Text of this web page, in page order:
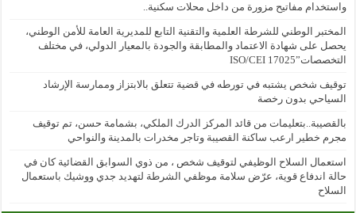
واستخدام مفاتيح مزورة من داخل محلات سكنية..
المختبر الوطني للشرطة العلمية والتقنية التابع للمديرية العامة للأمن الوطني،
يحصل على شهادة الاعتماد والمطابقة والجودة بالمعيار الدولي، في مختلف
التخصصات”ISO/CEI 17025
توقيف شخص يشتبه في تورطه في قضية تتعلق بالابتزاز وممارسة الإرشاد
السياحي بدون رخصة
بالقصيبة..بتعليمات من قائد المركز الدرك الملكي، بشمامة حسن، تم توقيف
مجرم خطير ارعب ساكنة القصيبة وتاجر مخدرات بالمدينة والنواحي
استعمال السلاح الوظيفي لتوقيف شخص ، من ذوي السوابق القضائية كان في
حالة اندفاع قوية، عرّض سلامة موظفي الشرطة لتهديد جدي ووشيك باستعمال
السلاح